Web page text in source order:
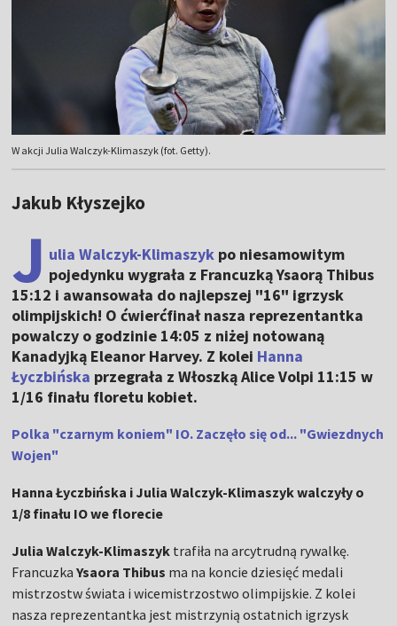
W akcji Julia Walczyk-Klimaszyk (fot. Getty).
Jakub Kłyszejko
J ulia Walczyk-Klimaszyk po niesamowitym
pojedynku wygrała z Francuzką Ysaorą Thibus
15:12 i awansowała do najlepszej "16" igrzysk
olimpijskich! O ćwierćfinał nasza reprezentantka
powalczy o godzinie 14:05 z niżej notowaną
Kanadyjką Eleanor Harvey. Z kolei Hanna
Łyczbińska przegrała z Włoszką Alice Volpi 11:15 w
1/16 finału floretu kobiet.
Polka "czarnym koniem" IO. Zaczęło się od... "Gwiezdnych
Wojen"
Hanna Łyczbińska i Julia Walczyk-Klimaszyk walczyły o
1/8 finału IO we florecie
Julia Walczyk-Klimaszyk trafiła na arcytrudną rywalkę.
FrancuzkaYsaora Thibus ma na koncie dziesięć medali
mistrzostw świata i wicemistrzostwo olimpijskie. Z kolei
nasza reprezentantka jest mistrzynią ostatnich igrzysk